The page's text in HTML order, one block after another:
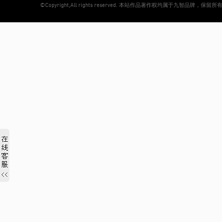
©Copyright,All rights reserved. 本站作品著作权均属于九智品牌，保留所有